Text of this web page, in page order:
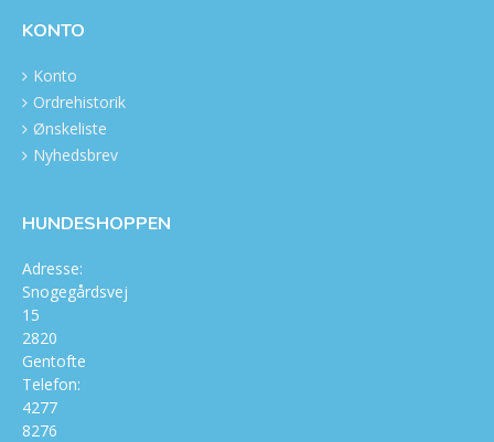
KONTO
Konto
Ordrehistorik
Ønskeliste
Nyhedsbrev
HUNDESHOPPEN
Adresse:
Snogegårdsvej
15
2820
Gentofte
Telefon:
4277
8276